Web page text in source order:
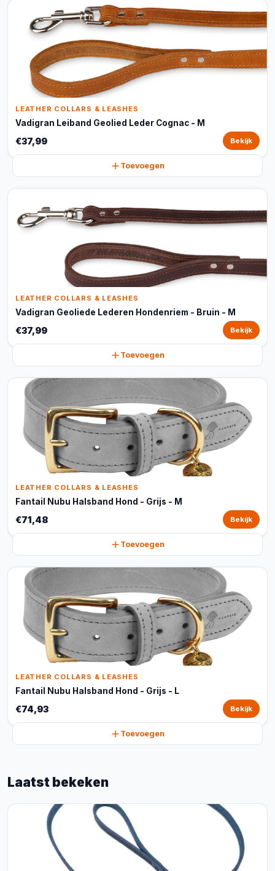
LEATHER COLLARS & LEASHES
Vadigran Leiband Geolied Leder Cognac - M
€37,99 Bekijk
Toevoegen
LEATHER COLLARS & LEASHES
Vadigran Geoliede Lederen Hondenriem - Bruin - M
€37,99 Bekijk
Toevoegen
LEATHER COLLARS & LEASHES
Fantail Nubu Halsband Hond - Grijs - M
€71,48 Bekijk
Toevoegen
LEATHER COLLARS & LEASHES
Fantail Nubu Halsband Hond - Grijs - L
€74,93 Bekijk
Toevoegen
Laatst bekeken